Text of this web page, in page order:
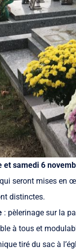
et samedi 6
seront mises en
distinctes.
: pèlerinage sur la
à tous et
tiré du sac à